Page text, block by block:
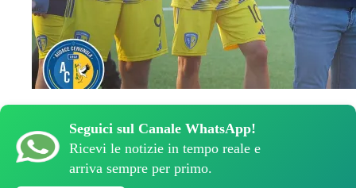
Seguici sul Canale WhatsApp!
Ricevi le notizie in tempo reale e
arriva sempre per primo.